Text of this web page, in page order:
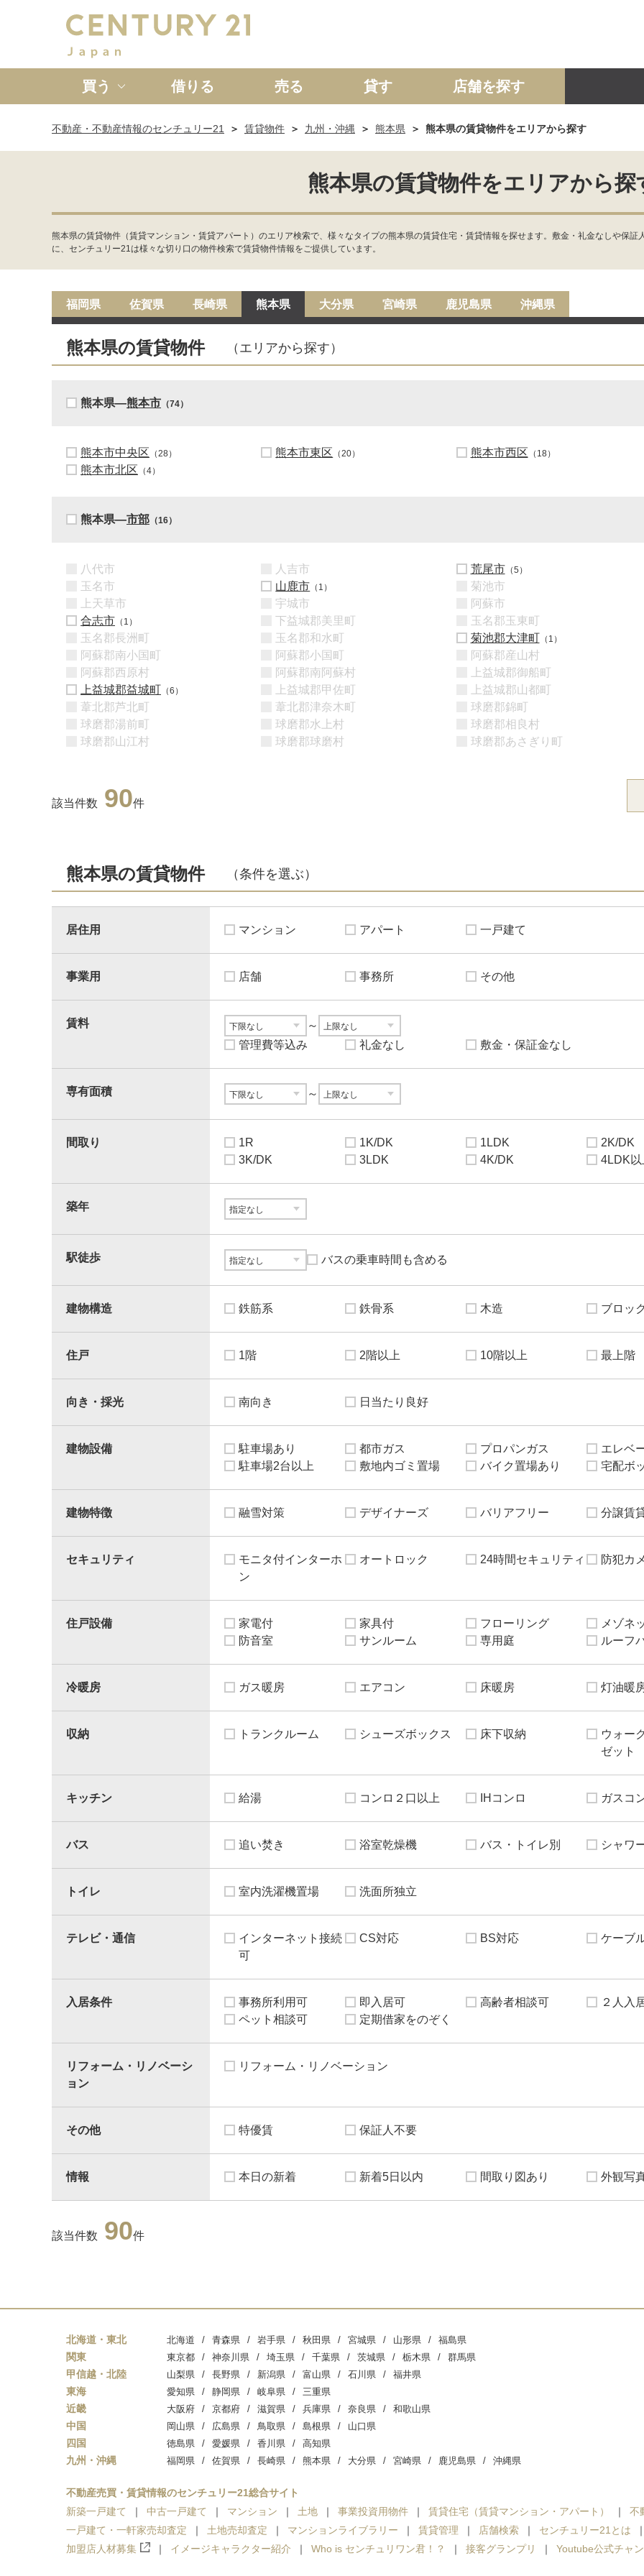
買う
新築一戸建て 中古一戸建て マンション 土地 事業投資用
借りる 売る 貸す 店舗を探す
不動産・不動産情報のセンチュリー21 賃貸物件 九州・沖縄 熊本県 熊本県の賃貸物件をエリアから探す
熊本県の賃貸物件をエリアから探
熊本県の賃貸物件（賃貸マンション・賃貸アパート）のエリア検索で、様々なタイプの熊本県の賃貸住宅・賃貸情報を探せます。敷金・礼金なしや保
に、センチュリー21は様々な切り口の物件検索で賃貸物件情報をご提供しています。
福岡県 佐賀県 長崎県 熊本県 大分県 宮崎県 鹿児島県 沖縄県
熊本県の賃貸物件 （エリアから探す）
熊本県―熊本市 （74）
熊本市中央区 （28） 熊本市東区 （20） 熊本市西区 （18）
熊本市北区 （4）
熊本県―市部 （16）
八代市 人吉市 荒尾市 （5）
玉名市
山鹿市 （1） 菊池市
上天草市
宇城市 阿蘇市
合志市 （1） 下益城郡美里町 玉名郡玉東町
玉名郡長洲町
玉名郡和水町 菊池郡大津町 （1）
阿蘇郡南小国町 阿蘇郡小国町 阿蘇郡産山村
阿蘇郡西原村
阿蘇郡南阿蘇村 上益城郡御船町
上益城郡益城町 （6） 上益城郡甲佐町 上益城郡山都町
葦北郡芦北町
葦北郡津奈木町 球磨郡錦町
球磨郡湯前町
球磨郡水上村 球磨郡相良村
球磨郡山江村
球磨郡球磨村 球磨郡あさぎり町
該当件数 90件
熊本県の賃貸物件 （条件を選ぶ）
居住用 マンション アパート 一戸建て
事業用 店舗 事務所 その他
賃料
～
管理費等込み
礼金なし 敷金・保証金なし
専有面積 ～
間取り 1R 1K/DK 1LDK 2K/DK
3K/DK
3LDK 4K/DK 4LDK以
築年
駅徒歩 バスの乗車時間も含める
建物構造 鉄筋系 鉄骨系 木造 ブロッ
住戸 1階 2階以上 10階以上 最上階
向き・採光 南向き 日当たり良好
建物設備 駐車場あり 都市ガス プロパンガス エレベ
駐車場2台以上
敷地内ゴミ置場 バイク置場あり 宅配ボ
建物特徴 融雪対策 デザイナーズ バリアフリー 分譲賃
セキュリティ
モニタ付インターホ
ン
オートロック 24時間セキュリティ 防犯カ
住戸設備 家電付 家具付 フローリング メゾネ
防音室
サンルーム 専用庭 ルーフ
冷暖房 ガス暖房 エアコン 床暖房 灯油暖
収納 トランクルーム シューズボックス 床下収納
ウォー
ゼット
キッチン 給湯 コンロ２口以上 IHコンロ ガスコ
バス 追い焚き 浴室乾燥機 バス・トイレ別 シャワ
トイレ 室内洗濯機置場 洗面所独立
テレビ・通信
インターネット接続
可
CS対応 BS対応 ケーブ
入居条件 事務所利用可 即入居可 高齢者相談可 ２人入
ペット相談可
定期借家をのぞく
リフォーム・リノベーシ
ョン
リフォーム・リノベーション
その他 特優賃 保証人不要
情報 本日の新着 新着5日以内 間取り図あり 外観写
該当件数 90件
北海道・東北 北海道 青森県 岩手県 秋田県 宮城県 山形県 福島県
関東 東京都 神奈川県 埼玉県 千葉県 茨城県 栃木県 群馬県
甲信越・北陸 山梨県 長野県 新潟県 富山県 石川県 福井県
東海 愛知県 静岡県 岐阜県 三重県
近畿 大阪府 京都府 滋賀県 兵庫県 奈良県 和歌山県
中国 岡山県 広島県 鳥取県 島根県 山口県
四国 徳島県 愛媛県 香川県 高知県
九州・沖縄 福岡県 佐賀県 長崎県 熊本県 大分県 宮崎県 鹿児島県 沖縄県
不動産売買・賃貸情報のセンチュリー21総合サイト
新築一戸建て
中古一戸建て マンション 土地 事業投資用物件 賃貸住宅（賃貸マンション・アパート） 不
一戸建て・一軒家売却査定
土地売却査定 マンションライブラリー 賃貸管理 店舗検索 センチュリー21とは
加盟店人材募集
イメージキャラクター紹介 Who is センチュリワン君！？ 接客グランプリ Youtube公式チャ